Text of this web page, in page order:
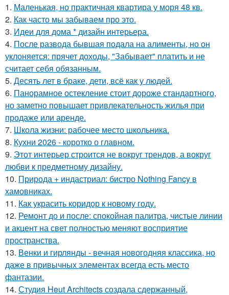
1. Маленькая, но практичная квартира у моря 48 кв.
2. Как часто мы забываем про это.
3. Идеи для дома * дизайн интерьера.
4. После развода бывшая подала на алименты, но он
уклоняется: прячет доходы, "Забывает" платить и не
считает себя обязанным.
5. Десять лет в браке, дети, всё как у людей.
6. Панорамное остекление стоит дороже стандартного,
но заметно повышает привлекательность жилья при
продаже или аренде.
7. Школа жизни: рабочее место школьника.
8. Кухни 2026 - коротко о главном.
9. Этот интерьер строится не вокруг трендов, а вокруг
любви к предметному дизайну.
10. Природа + индастриал: бистро Nothing Fancy в
хамовниках.
11. Как украсить коридор к новому году.
12. Ремонт до и после: спокойная палитра, чистые линии
и акцент на свет полностью меняют восприятие
пространства.
13. Венки и гирлянды - вечная новогодняя классика, но
даже в привычных элементах всегда есть место
фантазии.
14. Студия Heut Architects создала сдержанный,